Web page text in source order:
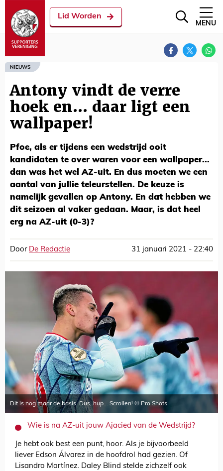
Lid Worden
MENU
NIEUWS
Antony vindt de verre
hoek en... daar ligt een
wallpaper!
Pfoe, als er tijdens een wedstrijd ooit
kandidaten te over waren voor een wallpaper...
dan was het wel AZ-uit. En dus moeten we een
aantal van jullie teleurstellen. De keuze is
namelijk gevallen op Antony. En dat hebben we
dit seizoen al vaker gedaan. Maar, is dat heel
erg na AZ-uit (0-3)?
Door De Redactie 31 januari 2021 - 22:40
Dit is nog maar de basis. Dus, hup... Scrollen! © Pro Shots
Wie is na AZ-uit jouw Ajacied van de Wedstrijd?
Je hebt ook best een punt, hoor. Als je bijvoorbeeld
liever Edson Álvarez in de hoofdrol had gezien. Of
Lisandro Martínez. Daley Blind stelde zichzelf ook